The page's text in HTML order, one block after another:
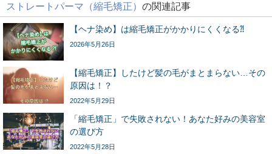
ストレートパーマ（縮毛矯正） の関連記事
【ヘナ染め】は縮毛矯正がかかりにくくなる⁈
2026年5月26日
【縮毛矯正】したけど髪の毛がまとまらない…その
原因は！？
2022年5月29日
「縮毛矯正」で失敗されない！あなた好みの美容室
の選び方
2022年5月28日